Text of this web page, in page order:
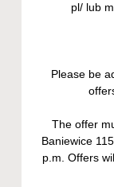
pl/ lub
Please be
The offer
Baniewice
p.m. Offers